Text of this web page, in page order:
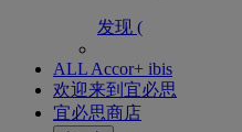
发现 (
ALL Accor+ ibis
欢迎来到宜必思
宜必思商店